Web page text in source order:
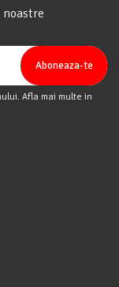
Afla mai multe in